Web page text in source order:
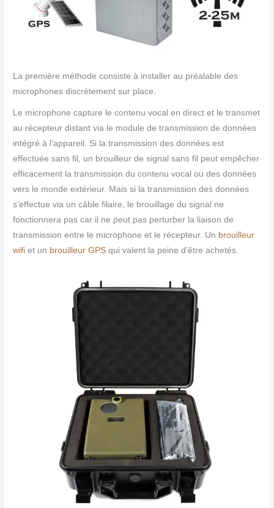
La première méthode consiste à installer au préalable des
microphones discrètement sur place.
Le microphone capture le contenu vocal en direct et le transmet
au récepteur distant via le module de transmission de données
intégré à l’appareil. Si la transmission des données est
effectuée sans fil, un brouilleur de signal sans fil peut empêcher
efficacement la transmission du contenu vocal ou des données
vers le monde extérieur. Mais si la transmission des données
s’effectue via un câble filaire, le brouillage du signal ne
fonctionnera pas car il ne peut pas perturber la liaison de
transmission entre le microphone et le récepteur. Un brouilleur
wifi et un brouilleur GPS qui valent la peine d’être achetés.